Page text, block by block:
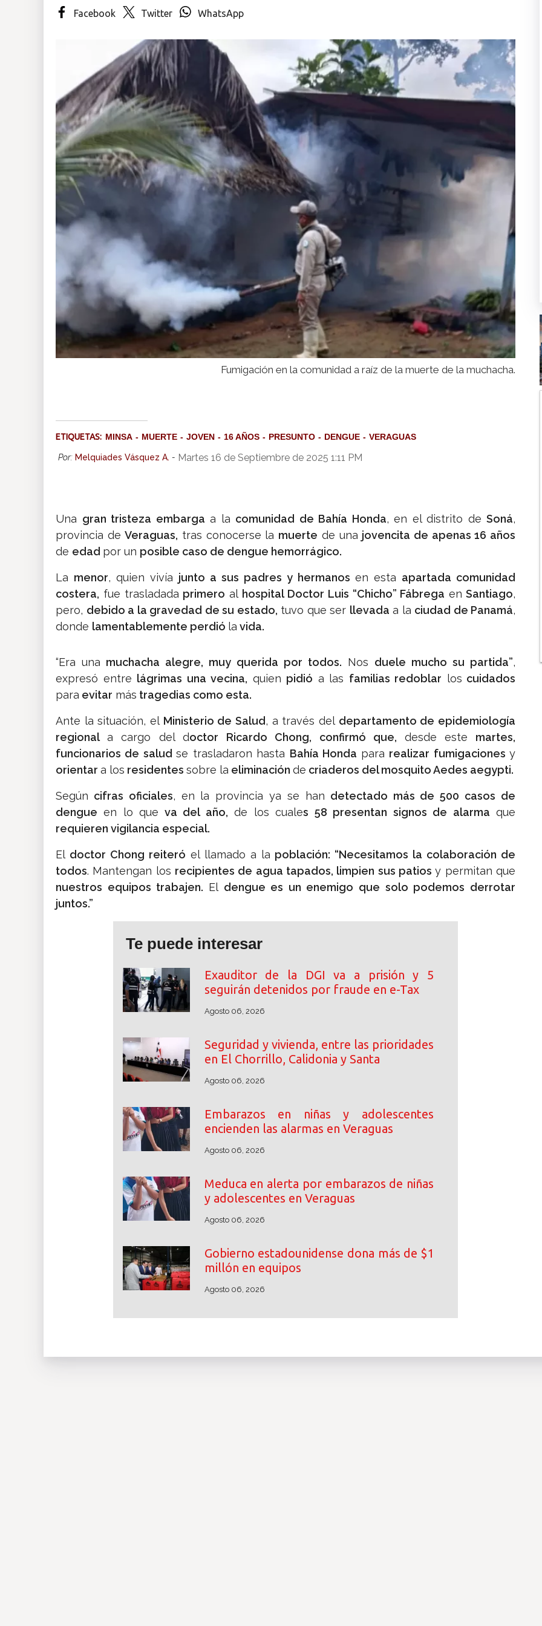
Facebook Twitter WhatsApp
Fumigación en la comunidad a raíz de la muerte de la muchacha.
ETIQUETAS: MINSA MUERTE JOVEN 16 AÑOS PRESUNTO DENGUE VERAGUAS
Por: Melquiades Vásquez A. - Martes 16 de Septiembre de 2025 1:11 PM
Una gran tristeza embarga a la comunidad de Bahía Honda, en el distrito de Soná,
provincia deVeraguas, tras conocerse la muerte de una jovencita de apenas 16 años
de edad por un posible caso de dengue hemorrágico.
La menor, quien vivía junto a sus padres y hermanos en esta apartada comunidad
costera, fue trasladada primero al hospital Doctor Luis “Chicho” Fábrega en Santiago,
pero, debido a la gravedad de su estado, tuvo que ser llevada a la ciudad de Panamá,
donde lamentablemente perdió la vida.
“Era una muchacha alegre, muy querida por todos. Nos duele mucho su partida”,
expresó entre lágrimas una vecina, quien pidió a las familias redoblar los cuidados
para evitar más tragedias como esta.
Ante la situación, el Ministerio de Salud, a través del departamento de epidemiología
regional a cargo del doctor Ricardo Chong, confirmó que, desde este martes,
funcionarios de saludse trasladaron hasta Bahía Honda para realizar fumigacionesy
orientar a los residentes sobre la eliminación de criaderos del mosquito Aedes aegypti.
Según cifras oficiales, en la provincia ya se han detectado más de 500 casos de
dengue en lo que va del año, de los cuales 58 presentan signos de alarma que
requieren vigilancia especial.
Eldoctor Chong reiteró el llamado a la población: “Necesitamos la colaboración de
todos. Mantengan los recipientes de agua tapados, limpien sus patiosy permitan que
nuestros equipos trabajen. El dengue es un enemigo que solo podemos derrotar
juntos.”
Te puede interesar
Exauditor de la DGI va a prisión y 5
seguirán detenidos por fraude en e-Tax
Agosto 06, 2026
Seguridad y vivienda, entre las prioridades
en El Chorrillo, Calidonia y Santa
Agosto 06, 2026
Embarazos en niñas y adolescentes
encienden las alarmas en Veraguas
Agosto 06, 2026
Meduca en alerta por embarazos de niñas
y adolescentes en Veraguas
Agosto 06, 2026
Gobierno estadounidense dona más de $1
millón en equipos
Agosto 06, 2026